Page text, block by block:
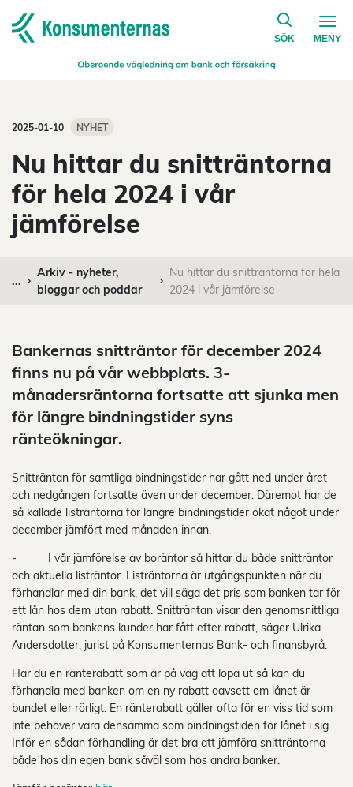
Navigera till startsidan
SÖK
på
MENY
2025-01-10 NYHET
Nu hittar du snitträntorna
för hela 2024 i vår
jämförelse
...
Arkiv - nyheter,
bloggar och poddar
Nu hittar du snitträntorna för hela
2024 i vår jämförelse
Bankernas snitträntor för december 2024
finns nu på vår webbplats. 3-
månadersräntorna fortsatte att sjunka men
för längre bindningstider syns
ränteökningar.
Snitträntan för samtliga bindningstider har gått ned under året
och nedgången fortsatte även under december. Däremot har de
så kallade listräntorna för längre bindningstider ökat något under
december jämfört med månaden innan.
- I vår jämförelse av boräntor så hittar du både snitträntor
och aktuella listräntor. Listräntorna är utgångspunkten när du
förhandlar med din bank, det vill säga det pris som banken tar för
ett lån hos dem utan rabatt. Snitträntan visar den genomsnittliga
räntan som bankens kunder har fått efter rabatt, säger Ulrika
Andersdotter, jurist på Konsumenternas Bank- och finansbyrå.
Har du en ränterabatt som är på väg att löpa ut så kan du
förhandla med banken om en ny rabatt oavsett om lånet är
bundet eller rörligt. En ränterabatt gäller ofta för en viss tid som
inte behöver vara densamma som bindningstiden för lånet i sig.
Inför en sådan förhandling är det bra att jämföra snitträntorna
både hos din egen bank såväl som hos andra banker.